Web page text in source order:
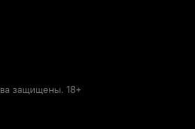
защищены. 18+